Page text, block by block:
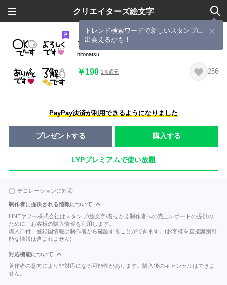
クリエイターズ絵文字
トレンド検索ワードで新しいスタンプに
出会えるかも！
プチ＊シンプルメッセージ絵文字(1)
hitonatsu
￥190 1%還元 256
PayPay決済が利用できるようになりました
プレゼントする 購入する
LYPプレミアムで使い放題
デコレーションに対応
制作者に提供される情報について
LINEヤフー株式会社はスタンプ/絵文字/着せかえ制作者への売上レポートの提供の
ために、お客様の購入情報を利用します。
購入日付、登録国情報は制作者から確認することができます。(お客様を直接識別可
能な情報は含まれません)
対応機能について
著作者の意向により非対応になる可能性があります。購入後のキャンセルはできま
せん。